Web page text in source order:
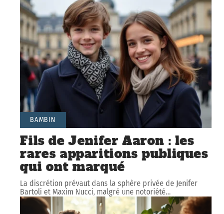
BAMBIN
Fils de Jenifer Aaron : les
rares apparitions publiques
qui ont marqué
La discrétion prévaut dans la sphère privée de Jenifer
Bartoli et Maxim Nucci, malgré une notoriété…